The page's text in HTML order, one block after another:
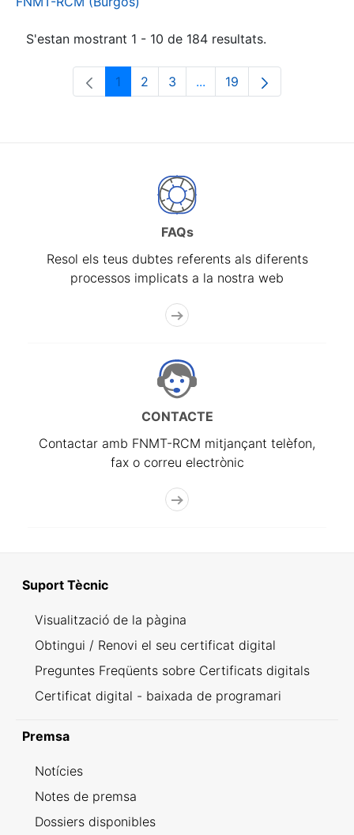
S'estan mostrant 1 - 10 de 184 resultats.
Pàgina
1 Pàgina
2 Pàgina
3 ...Pàgines intermèdies
Pàgina
19
FAQs
Resol els teus dubtes referents als diferents
processos implicats a la nostra web
CONTACTE
Contactar amb FNMT-RCM mitjançant telèfon,
fax o correu electrònic
Suport Tècnic
Visualització de la pàgina
Obtingui / Renovi el seu certificat digital
Preguntes Freqüents sobre Certificats digitals
Certificat digital - baixada de programari
Premsa
Notícies
Notes de premsa
Dossiers disponibles